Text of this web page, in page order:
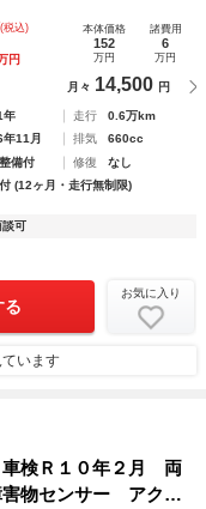
シートヒーター パ
トゥース ミュージ
(税込)
円
本体価格
152
万円
諸費用
6
万円
月々 14,500 円
年 走行
0.6万km
11月 排気
660cc
備付 修復
なし
(12ヶ月・走行無制限)
談可
る
お気に入り
います
検Ｒ１０年２月 両
物センサー アクセ